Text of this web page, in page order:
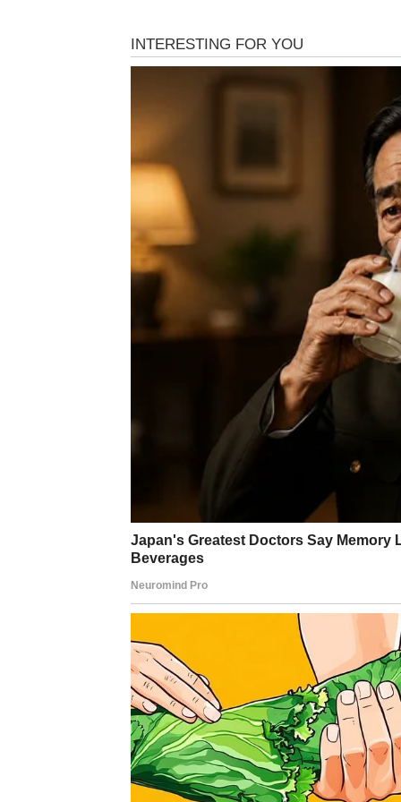
Naredni dani donose priliku za iskren
BIK
Bikovi bi mogli dobiti poruku ili znak od
osjećaj da je napravila grešku koju nije
Zvijezde vam savjetuju da saslušate ono
BLIZANCI
Blizancima dolazi neočekivan kontakt iz
Pred vama je trenutak koji može
Rakovi su među znakovima kojima se
upravo to ponavlja.
Osoba koja vam se javlja nosi emocije
LAV
Lavovima dolazi prilika da još jednom
njihovom životu.
Vrijeme je donijelo drugačiju perspektivu i